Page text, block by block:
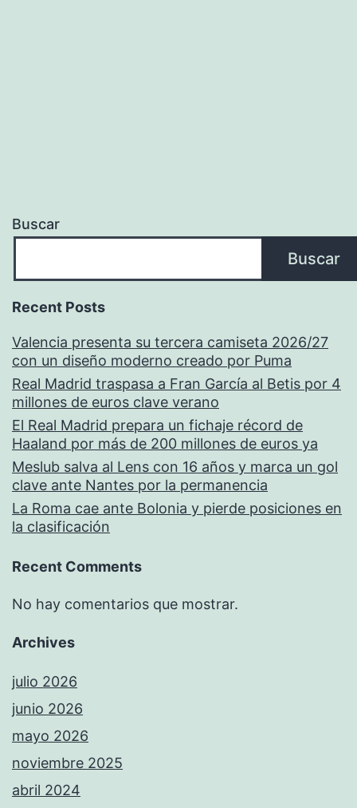
Buscar
Buscar
Recent Posts
Valencia presenta su tercera camiseta 2026/27
con un diseño moderno creado por Puma
Real Madrid traspasa a Fran García al Betis por 4
millones de euros clave verano
El Real Madrid prepara un fichaje récord de
Haaland por más de 200 millones de euros ya
Meslub salva al Lens con 16 años y marca un gol
clave ante Nantes por la permanencia
La Roma cae ante Bolonia y pierde posiciones en
la clasificación
Recent Comments
No hay comentarios que mostrar.
Archives
julio 2026
junio 2026
mayo 2026
noviembre 2025
abril 2024